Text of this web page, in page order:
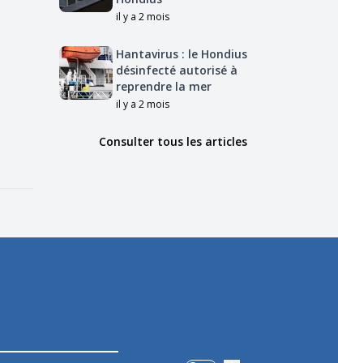
il y a 2 mois
Hantavirus : le Hondius
désinfecté autorisé à
reprendre la mer
il y a 2 mois
Consulter tous les articles